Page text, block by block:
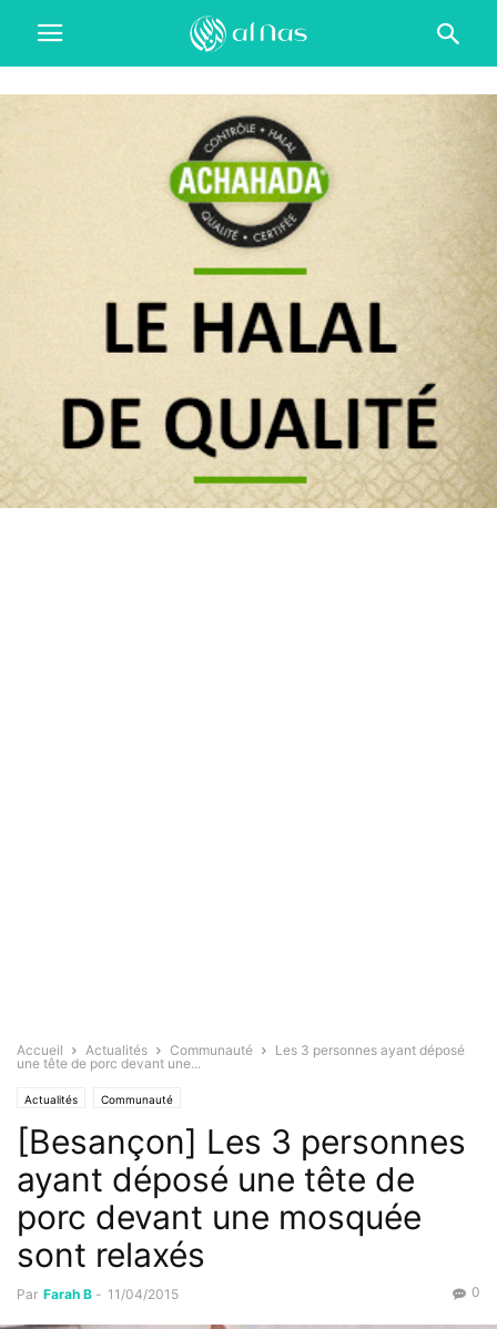
Accueil Actualités Communauté
Les 3 personnes ayant déposé
une tête de porc devant une...
Actualités Communauté
[Besançon] Les 3 personnes
ayant déposé une tête de
porc devant une mosquée
sont relaxés
Par Farah B - 11/04/2015 0